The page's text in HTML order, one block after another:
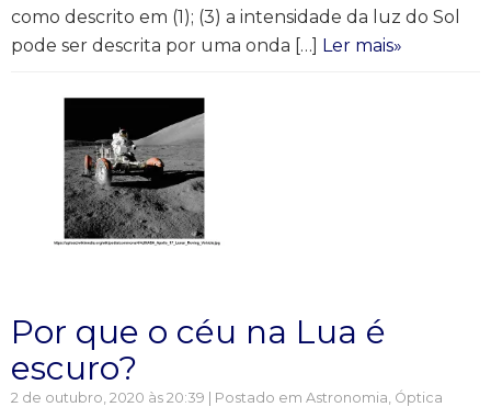
como descrito em (1); (3) a intensidade da luz do Sol
pode ser descrita por uma onda […] Ler mais»
Por que o céu na Lua é
escuro?
2 de outubro, 2020 às 20:39 | Postado em Astronomia, Óptica